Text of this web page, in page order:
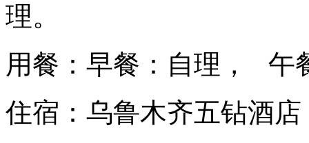
理。
用餐：早餐：自理，
住宿：乌鲁木齐五钻酒店